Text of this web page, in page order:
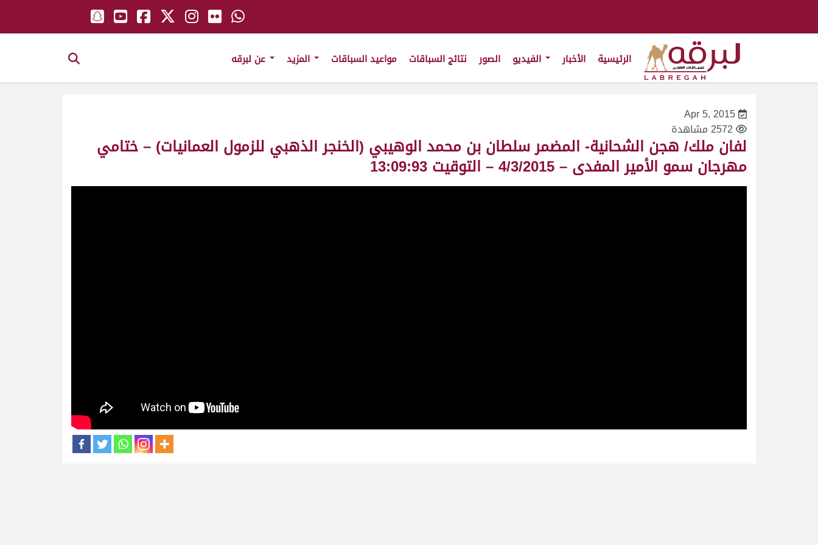
الرئيسية الأخبار الصور نتائج السباقات مواعيد السباقات
Apr 5, 2015
2572 مشاهدة
لفان ملك/ هجن الشحانية- المضمر سلطان بن محمد الوهيبي (الخنجر الذهبي للزمول العمانيات) – ختامي
مهرجان سمو الأمير المفدى – 4/3/2015 – التوقيت 13:09:93